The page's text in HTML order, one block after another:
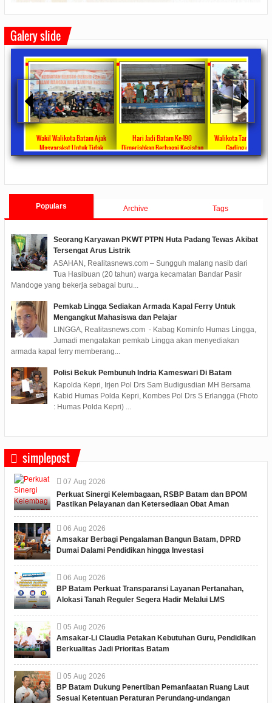
Galery slide
Miliar
Wakil Walikota Batam Ajak
Masyarakat Untuk Tidak
Menggunakan Plastik
Hari Jadi Batam Ke-190
Dimeriahkan Berbagai Kegiatan
2019/12/170 Comments
Walikota Tanam
Gading di Pulau
2019/10/210
Populars Archive Tags
Seorang Karyawan PKWT PTPN Huta Padang Tewas Akibat
Tersengat Arus Listrik
ASAHAN, Realitasnews.com – Sungguh malang nasib dari
Tua Hasibuan (20 tahun) warga kecamatan Bandar Pasir
Mandoge yang bekerja sebagai buru...
Pemkab Lingga Sediakan Armada Kapal Ferry Untuk
Mengangkut Mahasiswa dan Pelajar
LINGGA, Realitasnews.com - Kabag Kominfo Humas Lingga,
Jumadi mengatakan pemkab Lingga akan menyediakan
armada kapal ferry memberang...
Polisi Bekuk Pembunuh Indria Kameswari Di Batam
Kapolda Kepri, Irjen Pol Drs Sam Budigusdian MH Bersama
Kabid Humas Polda Kepri, Kombes Pol Drs S Erlangga (Fhoto
: Humas Polda Kepri) ...
simplepost
07 Aug 2026
Perkuat Sinergi Kelembagaan, RSBP Batam dan BPOM
Pastikan Pelayanan dan Ketersediaan Obat Aman
06 Aug 2026
Amsakar Berbagi Pengalaman Bangun Batam, DPRD
Dumai Dalami Pendidikan hingga Investasi
06 Aug 2026
BP Batam Perkuat Transparansi Layanan Pertanahan,
Alokasi Tanah Reguler Segera Hadir Melalui LMS
05 Aug 2026
Amsakar-Li Claudia Petakan Kebutuhan Guru, Pendidikan
Berkualitas Jadi Prioritas Batam
05 Aug 2026
BP Batam Dukung Penertiban Pemanfaatan Ruang Laut
Sesuai Ketentuan Peraturan Perundang-undangan